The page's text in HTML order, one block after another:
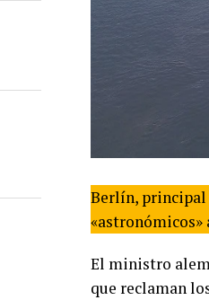
Berlín, principal
«astronómicos»
El ministro
que reclaman